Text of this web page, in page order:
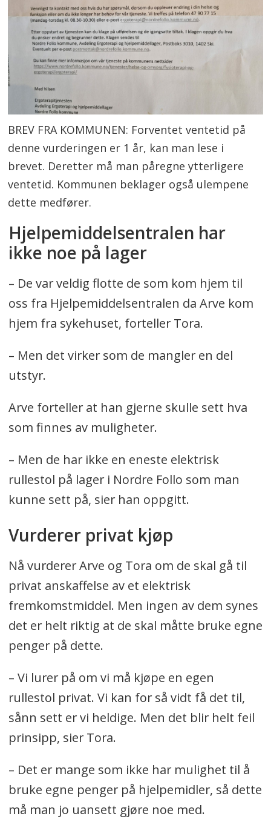
BREV FRA KOMMUNEN: Forventet ventetid på
denne vurderingen er 1 år, kan man lese i
brevet. Deretter må man påregne ytterligere
ventetid. Kommunen beklager også ulempene
dette medfører.
Hjelpemiddelsentralen har
ikke noe på lager
– De var veldig flotte de som kom hjem til
oss fra Hjelpemiddelsentralen da Arve kom
hjem fra sykehuset, forteller Tora.
– Men det virker som de mangler en del
utstyr.
Arve forteller at han gjerne skulle sett hva
som finnes av muligheter.
– Men de har ikke en eneste elektrisk
rullestol på lager i Nordre Follo som man
kunne sett på, sier han oppgitt.
Vurderer privat kjøp
Nå vurderer Arve og Tora om de skal gå til
privat anskaffelse av et elektrisk
fremkomstmiddel. Men ingen av dem synes
det er helt riktig at de skal måtte bruke egne
penger på dette.
– Vi lurer på om vi må kjøpe en egen
rullestol privat. Vi kan for så vidt få det til,
sånn sett er vi heldige. Men det blir helt feil
prinsipp, sier Tora.
– Det er mange som ikke har mulighet til å
bruke egne penger på hjelpemidler, så dette
må man jo uansett gjøre noe med.